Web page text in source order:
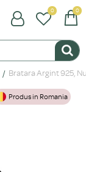
0 0
Bratara Argint 925,
Produs in Romania